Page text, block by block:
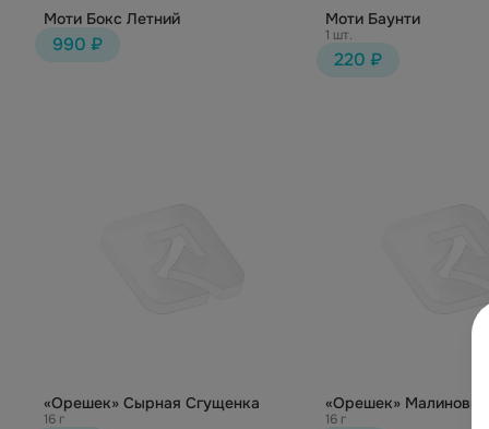
Моти Бокс Летний
990 ₽
Моти Баунти
1 шт.
220 ₽
«Орешек» Сырная Сгущенка
16 г
«Орешек»
16 г